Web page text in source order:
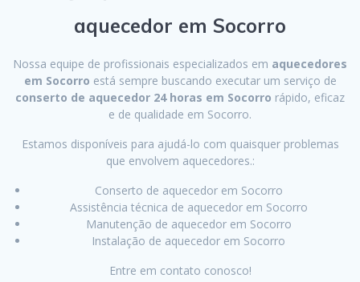
aquecedor em Socorro
Nossa equipe de profissionais especializados em aquecedores
em Socorro está sempre buscando executar um serviço de
conserto de aquecedor 24 horas em Socorro rápido, eficaz
e de qualidade em Socorro.
Estamos disponíveis para ajudá-lo com quaisquer problemas
que envolvem aquecedores.:
Conserto de aquecedor em Socorro
Assistência técnica de aquecedor em Socorro
Manutenção de aquecedor em Socorro
Instalação de aquecedor em Socorro
Entre em contato conosco!